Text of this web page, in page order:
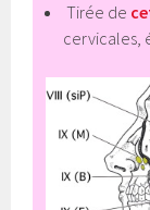
Tirée de
cervicales,